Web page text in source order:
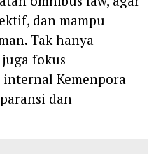
dan mampu
Tak hanya
fokus
Kemenpora
dan